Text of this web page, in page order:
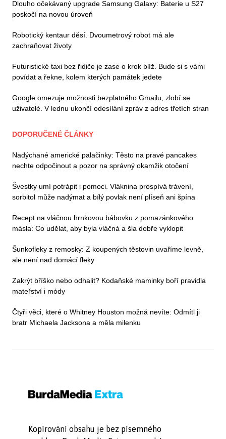
Dlouho očekávaný upgrade Samsung Galaxy: Baterie u S27
poskočí na novou úroveň
Robotický kentaur děsí. Dvoumetrový robot má ale
zachraňovat životy
Futuristické taxi bez řidiče je zase o krok blíž. Bude si s vámi
povídat a řekne, kolem kterých památek jedete
Google omezuje možnosti bezplatného Gmailu, zlobí se
uživatelé. V lednu ukončí odesílání zpráv z adres třetích stran
DOPORUČENÉ ČLÁNKY
Nadýchané americké palačinky: Těsto na pravé pancakes
nechte odpočinout a pozor na správný okamžik otočení
Švestky umí potrápit i pomoci. Vláknina prospívá trávení,
sorbitol může nadýmat a bílý povlak není plíseň ani špína
Recept na vláčnou hrnkovou bábovku z pomazánkového
másla: Co udělat, aby byla vláčná a šla dobře vyklopit
Šunkofleky z remosky: Z koupených těstovin uvaříme levně,
ale není nad domácí fleky
Zakrýt bříško nebo odhalit? Kodaňské maminky boří pravidla
mateřství i módy
Čtyři věci, které o Whitney Houston možná nevíte: Odmítl ji
bratr Michaela Jacksona a měla milenku
Kopírování obsahu je bez písemného